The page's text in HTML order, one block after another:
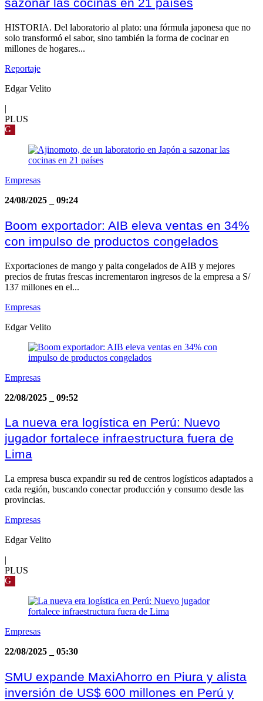
HISTORIA. Del laboratorio al plato: una fórmula japonesa que no
solo transformó el sabor, sino también la forma de cocinar en
millones de hogares...
Reportaje
Edgar Velito
|
PLUS
G
Empresas
24/08/2025
09:24
Boom exportador: AIB eleva ventas en 34%
con impulso de productos congelados
Exportaciones de mango y palta congelados de AIB y mejores
precios de frutas frescas incrementaron ingresos de la empresa a S/
137 millones en el...
Empresas
Edgar Velito
Empresas
22/08/2025
09:52
La nueva era logística en Perú: Nuevo
jugador fortalece infraestructura fuera de
Lima
La empresa busca expandir su red de centros logísticos adaptados a
cada región, buscando conectar producción y consumo desde las
provincias.
Empresas
Edgar Velito
|
PLUS
G
Empresas
22/08/2025
05:30
SMU expande MaxiAhorro en Piura y alista
inversión de US$ 600 millones en Perú y